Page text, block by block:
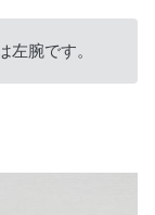
左腕です。